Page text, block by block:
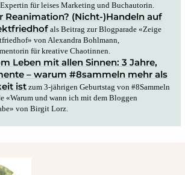
für leises Marketing und Buchautorin.
Reanimation? (Nicht-)Handeln auf
als Beitrag zur Blogparade «Zeige
von Alexandra Bohlmann,
für kreative Chaotinnen.
Leben mit allen Sinnen: 3 Jahre,
– warum #8sammeln mehr als
ist zum 3-jährigen Geburtstag von #8Sammeln
«Warum und wann ich mit dem Bloggen
von Birgit Lorz.